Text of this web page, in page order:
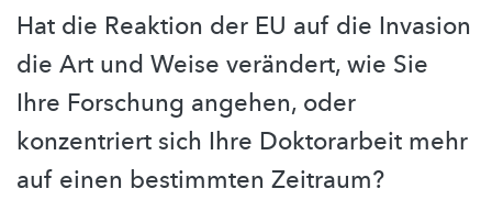
Hat die Reaktion der EU auf die Invasion
die Art und Weise verändert, wie Sie
Ihre Forschung angehen, oder
konzentriert sich Ihre Doktorarbeit mehr
auf einen bestimmten Zeitraum?